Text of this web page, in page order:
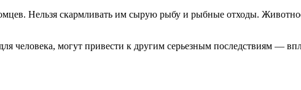
Нельзя скармливать им сырую рыбу и рыбные отходы. Животное
человека, могут привести к другим серьезным последствиям —